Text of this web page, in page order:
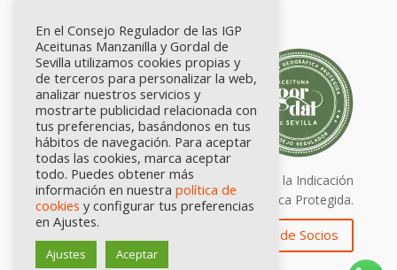
Calidad certificada por Origen. Sellos de la Indicación
Geográfica Protegida.
Zona de Socios
En el Consejo Regulador de las IGP
Aceitunas Manzanilla y Gordal de
Sevilla utilizamos cookies propias y
de terceros para personalizar la web,
analizar nuestros servicios y
mostrarte publicidad relacionada con
tus preferencias, basándonos en tus
hábitos de navegación. Para aceptar
todas las cookies, marca aceptar
todo. Puedes obtener más
información en nuestra política de
cookies y configurar tus preferencias
en Ajustes.
Ajustes Aceptar